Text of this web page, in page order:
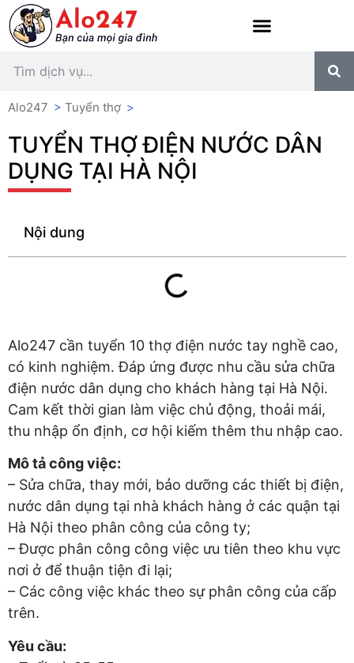
Alo247 > Tuyển thợ >
TUYỂN THỢ ĐIỆN NƯỚC DÂN
DỤNG TẠI HÀ NỘI
Nội dung
Alo247 cần tuyển 10 thợ điện nước tay nghề cao,
có kinh nghiệm. Đáp ứng được nhu cầu sửa chữa
điện nước dân dụng cho khách hàng tại Hà Nội.
Cam kết thời gian làm việc chủ động, thoải mái,
thu nhập ổn định, cơ hội kiếm thêm thu nhập cao.
Mô tả công việc:
– Sửa chữa, thay mới, bảo dưỡng các thiết bị điện,
nước dân dụng tại nhà khách hàng ở các quận tại
Hà Nội theo phân công của công ty;
– Được phân công công việc ưu tiên theo khu vực
nơi ở để thuận tiện đi lại;
– Các công việc khác theo sự phân công của cấp
trên.
Yêu cầu: